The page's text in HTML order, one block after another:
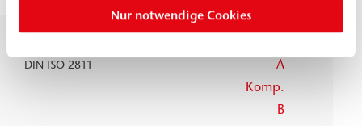
Nur notwendige Cookies
DIN ISO 2811
A
Komp.
B